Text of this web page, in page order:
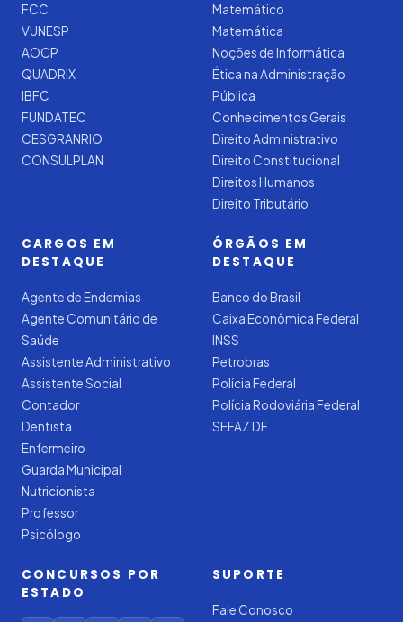
FCC
VUNESP
AOCP
QUADRIX
IBFC
FUNDATEC
CESGRANRIO
CONSULPLAN
Matemático
Matemática
Noções de Informática
Ética na Administração
Pública
Conhecimentos Gerais
Direito Administrativo
Direito Constitucional
Direitos Humanos
Direito Tributário
CARGOS EM
DESTAQUE
Agente de Endemias
Agente Comunitário de
Saúde
Assistente Administrativo
Assistente Social
Contador
Dentista
Enfermeiro
Guarda Municipal
Nutricionista
Professor
Psicólogo
ÓRGÃOS EM
DESTAQUE
Banco do Brasil
Caixa Econômica Federal
INSS
Petrobras
Polícia Federal
Polícia Rodoviária Federal
SEFAZ DF
CONCURSOS POR
ESTADO
SUPORTE
Fale Conosco